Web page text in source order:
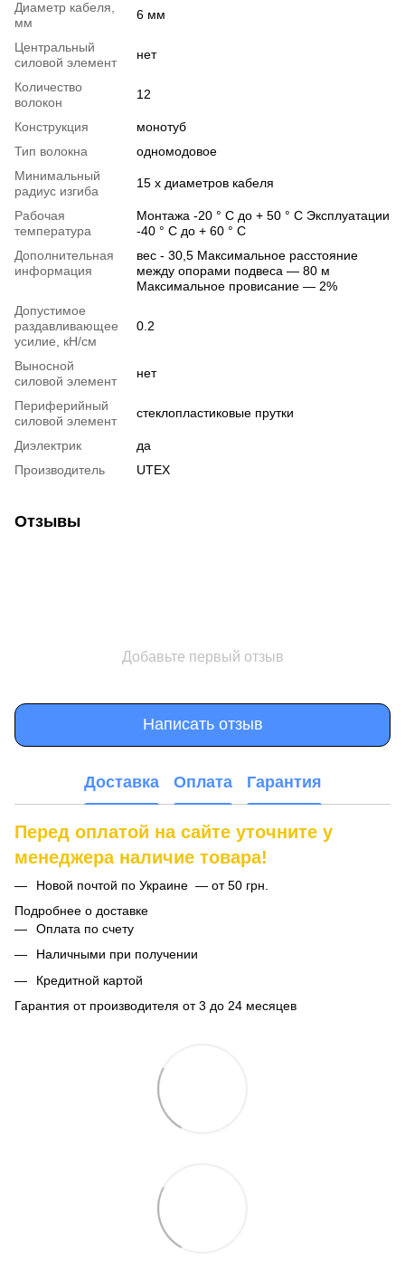
Диаметр кабеля,
мм
6 мм
Центральный
силовой элемент
нет
Количество
волокон
12
Конструкция
монотуб
Тип волокна
одномодовое
Минимальный
радиус изгиба
15 х диаметров кабеля
Рабочая
температура
Монтажа -20 ° C до + 50 ° C Эксплуатации
-40 ° C до + 60 ° C
Дополнительная
информация
вес - 30,5 Максимальное расстояние
между опорами подвеса — 80 м
Максимальное провисание — 2%
Допустимое
раздавливающее
усилие, кН/см
0.2
Выносной
силовой элемент
нет
Периферийный
силовой элемент
стеклопластиковые прутки
Диэлектрик
да
Производитель
UTEX
Отзывы
Добавьте первый отзыв
Написать отзыв
Доставка Оплата Гарантия
Перед оплатой на сайте уточните у
менеджера наличие товара!
Новой почтой по Украине — от 50 грн.
Подробнее о доставке
Оплата по счету
Наличными при получении
Кредитной картой
Гарантия от производителя от 3 до 24 месяцев